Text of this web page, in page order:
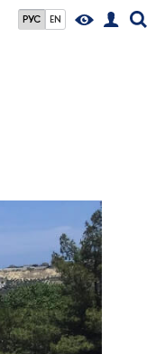
РУС EN